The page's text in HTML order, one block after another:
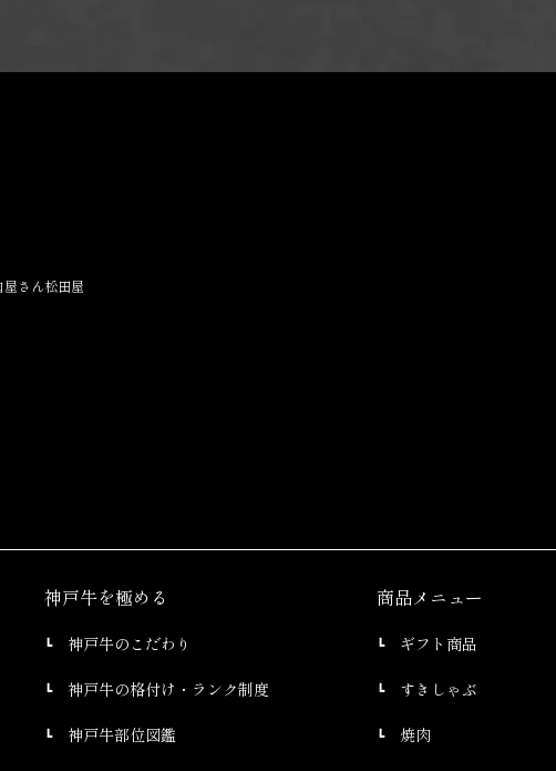
さん松田屋
神戸牛を極める
神戸牛のこだわり
神戸牛の格付け・ランク制度
神戸牛部位図鑑
商品メニュー
ギフト商品
すきしゃぶ
焼肉